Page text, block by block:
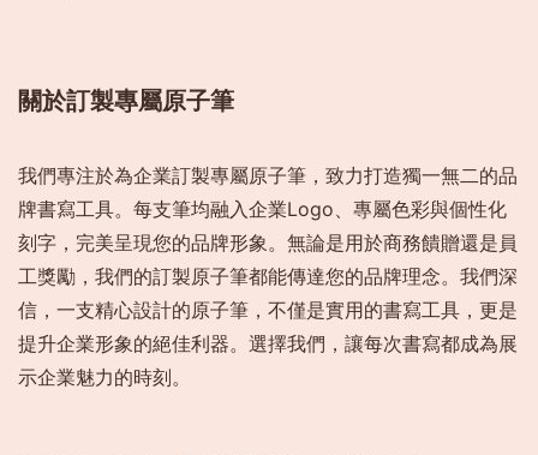
關於訂製專屬原子筆
我們專注於為企業訂製專屬原子筆，致力打造獨一無二的品
牌書寫工具。每支筆均融入企業Logo、專屬色彩與個性化
刻字，完美呈現您的品牌形象。無論是用於商務饋贈還是員
工獎勵，我們的訂製原子筆都能傳達您的品牌理念。我們深
信，一支精心設計的原子筆，不僅是實用的書寫工具，更是
提升企業形象的絕佳利器。選擇我們，讓每次書寫都成為展
示企業魅力的時刻。